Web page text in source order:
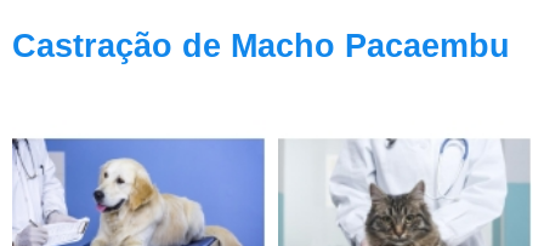
Castração de Macho Pacaembu